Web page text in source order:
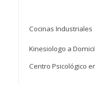
Cocinas Industriales
Kinesiologo a
Centro Psicológico